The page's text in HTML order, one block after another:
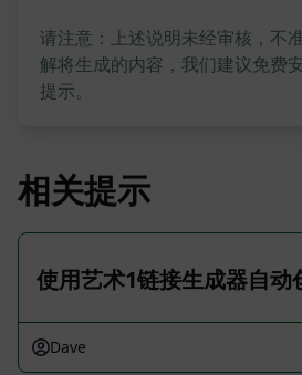
请注意：上述说明未经审核，不
解将生成的内容，我们建议免费
提示。
相关提示
使用艺术1链接生成器自动
Dave